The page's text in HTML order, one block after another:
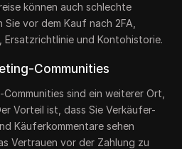
können auch schlechte
vor dem Kauf nach 2FA,
Ersatzrichtlinie und Kontohistorie.
Communities
sind ein weiterer Ort,
Vorteil ist, dass Sie Verkäufer-
Käuferkommentare sehen
Vertrauen vor der Zahlung zu